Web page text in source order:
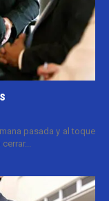
pasada y al toque